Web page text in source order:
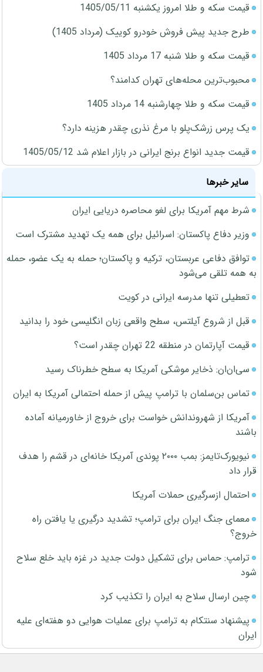
قیمت سکه و طلا امروز یکشنبه 1405/05/11
طرح جدید پیش فروش خودرو کوییک (مرداد 1405)
قیمت سکه و طلا شنبه 17 مرداد 1405
محبوب‌ترین محله‌های تهران کدامند؟
قیمت سکه و طلا چهارشنبه 14 مرداد 1405
یک پرس زرشک‌پلو با مرغ نذری چقدر هزینه دارد؟
قیمت جدید انواع برنج ایرانی در بازار اعلام شد 1405/05/12
سایر خبرها
شرط مهم آمریکا برای لغو محاصره دریایی ایران
وزیر دفاع پاکستان: اسرائیل برای همه یک تهدید مشترک است
توافق دفاعی عربستان، ترکیه و پاکستان؛ حمله به یک عضو، حمله
به همه تلقی می‌شود
تعطیلی تنها مدرسه ایرانی در کویت
قبل از شروع آیلتس، سطح واقعی زبان انگلیسی خود را بدانید
قیمت آپارتمان در منطقه 22 تهران چقدر است؟
سی‌ان‌ان: ذخایر موشکی آمریکا به سطح خطرناک رسید
تماس بن‌سلمان با ترامپ پیش از حمله احتمالی آمریکا به ایران
آمریکا از شهروندانش خواست برای خروج از خاورمیانه آماده
باشند
نیویورک‌تایمز: بمب ۲۰۰۰ پوندی آمریکا خانه‌ای در قشم را هدف
قرار داد
احتمال ازسرگیری حملات آمریکا
معمای جنگ ایران برای ترامپ؛ تشدید درگیری یا یافتن راه
خروج؟
ترامپ: حماس برای تشکیل دولت جدید در غزه باید خلع سلاح
شود
چین ارسال سلاح به ایران را تکذیب کرد
پیشنهاد سنتکام به ترامپ برای عملیات هوایی دو هفته‌ای علیه
ایران